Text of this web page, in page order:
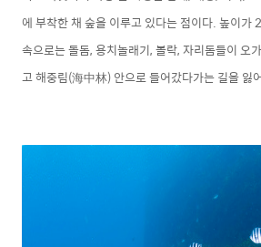
에 부착한 채 숲을 이루고 있다는 점이다. 높이가
속으로는 돌돔, 용치놀래기, 볼락, 자리돔들이
고 해중림(海中林) 안으로 들어갔다가는 길을 잃